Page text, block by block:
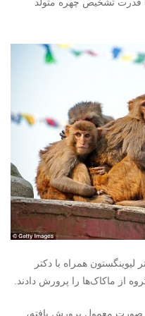
قدرت تشخیص چهره متولد
همراه با دکتر
از ماکاک‌ها را پرورش دادند.
صورت معمول پرورش یافته،